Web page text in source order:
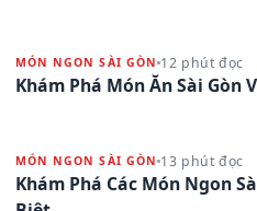
MÓN NGON SÀI GÒN 12 phút đọc
Khám Phá Món Ăn Sài Gòn
MÓN NGON SÀI GÒN 13 phút đọc
Khám Phá Các Món Ngon